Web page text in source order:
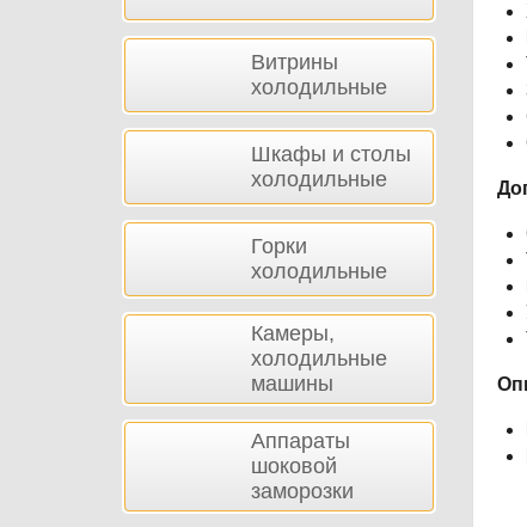
Витрины
холодильные
Шкафы и столы
холодильные
Горки
холодильные
Камеры,
холодильные
машины
Аппараты
шоковой
заморозки